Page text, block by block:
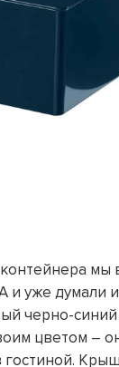
мы
и уже думали
черно-
цветом –
гостиной.